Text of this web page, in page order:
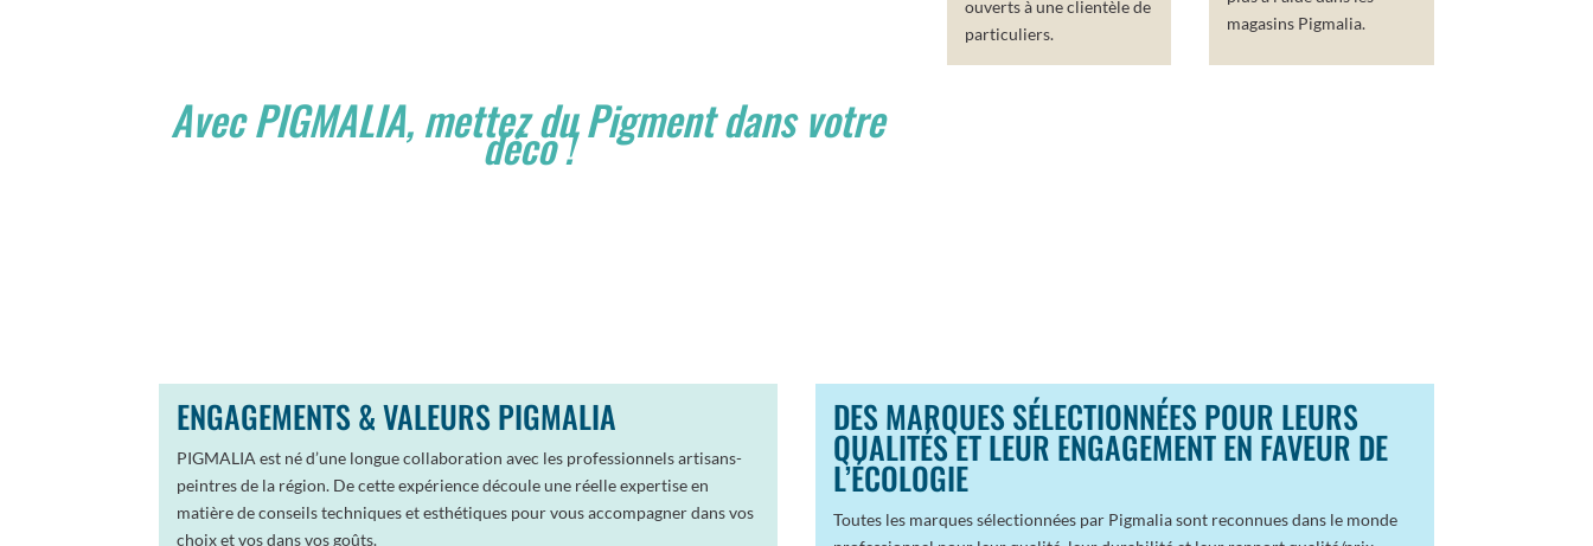
ouverts à une clientèle de
particuliers.
magasins Pigmalia.
Avec PIGMALIA, mettez du Pigment dans votre
déco !
ENGAGEMENTS & VALEURS PIGMALIA
PIGMALIA est né d’une longue collaboration avec les professionnels artisans-
peintres de la région. De cette expérience découle une réelle expertise en
matière de conseils techniques et esthétiques pour vous accompagner dans vos
choix et vos dans vos goûts.
DES MARQUES SÉLECTIONNÉES POUR LEURS
QUALITÉS ET LEUR ENGAGEMENT EN FAVEUR DE
L’ÉCOLOGIE
Toutes les marques sélectionnées par Pigmalia sont reconnues dans le monde